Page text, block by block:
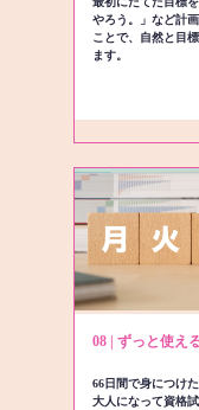
やろう。」など計
ことで、自然と目
ます。
08 | ずっと使え
66日間で身につけ
大人になって資格